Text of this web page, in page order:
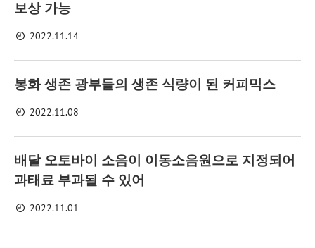
보상 가능
2022.11.14
봉화 생존 광부들의 생존 식량이 된 커피믹스
2022.11.08
배달 오토바이 소음이 이동소음원으로 지정되어
과태료 부과될 수 있어
2022.11.01